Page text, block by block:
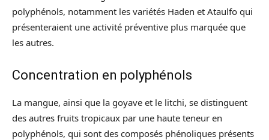
polyphénols, notamment les variétés Haden et Ataulfo qui
présenteraient une activité préventive plus marquée que
les autres.
Concentration en polyphénols
La mangue, ainsi que la goyave et le litchi, se distinguent
des autres fruits tropicaux par une haute teneur en
polyphénols, qui sont des composés phénoliques présents